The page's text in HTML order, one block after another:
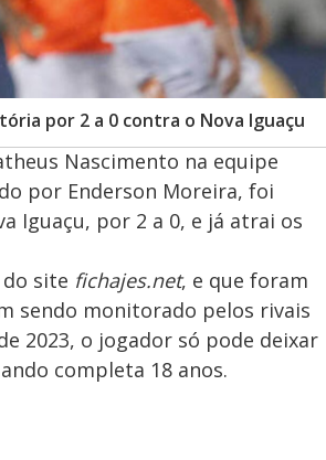
por 2 a 0 contra o Nova Iguaçu
Nascimento na equipe
por Enderson Moreira, foi
Iguaçu, por 2 a 0, e já atrai os
site fichajes.net, e que foram
sendo monitorado pelos rivais
2023, o jogador só pode deixar
completa 18 anos.